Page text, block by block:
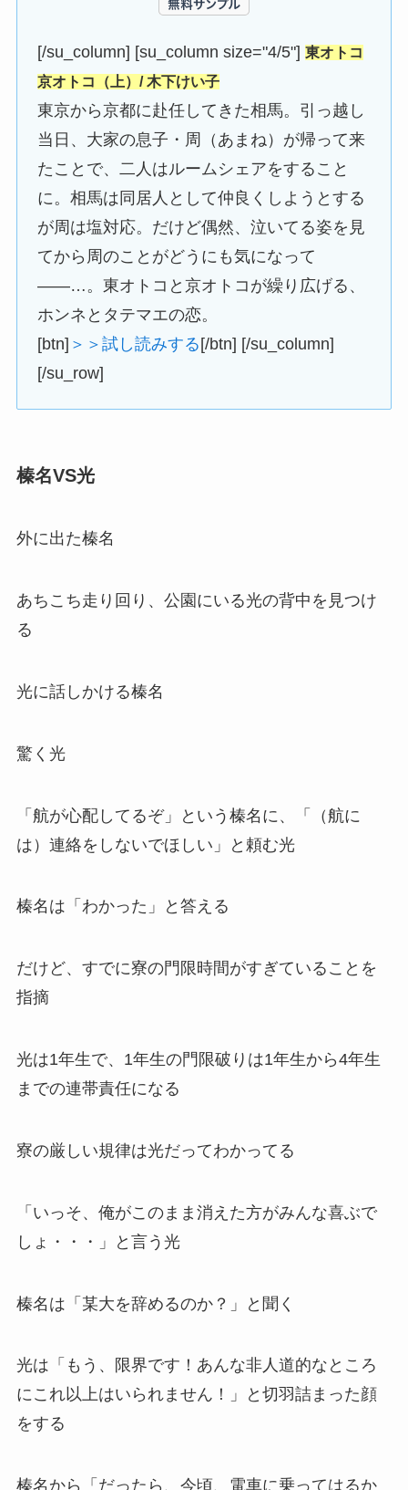
[/su_column] [su_column size="4/5"]東オトコ
京オトコ（上）/ 木下けい子
東京から京都に赴任してきた相馬。引っ越し
当日、大家の息子・周（あまね）が帰って来
たことで、二人はルームシェアをすること
に。相馬は同居人として仲良くしようとする
が周は塩対応。だけど偶然、泣いてる姿を見
てから周のことがどうにも気になって
――…。東オトコと京オトコが繰り広げる、
ホンネとタテマエの恋。
[btn] ＞＞試し読みする [/btn] [/su_column]
[/su_row]
榛名VS光
外に出た榛名
あちこち走り回り、公園にいる光の背中を見つけ
る
光に話しかける榛名
驚く光
「航が心配してるぞ」という榛名に、「（航に
は）連絡をしないでほしい」と頼む光
榛名は「わかった」と答える
だけど、すでに寮の門限時間がすぎていることを
指摘
光は1年生で、1年生の門限破りは1年生から4年生
までの連帯責任になる
寮の厳しい規律は光だってわかってる
「いっそ、俺がこのまま消えた方がみんな喜ぶで
しょ・・・」と言う光
榛名は「某大を辞めるのか？」と聞く
光は「もう、限界です！あんな非人道的なところ
にこれ以上はいられません！」と切羽詰まった顔
をする
榛名から「だったら、今頃、電車に乗ってはるか